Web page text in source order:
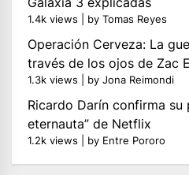
1.4k views by Tomas Reyes
Operación Cerveza: La
través de los ojos de Zac
1.3k views by Jona Reimondi
Ricardo Darín confirma su
eternauta” de Netflix
1.2k views by Entre Pororo